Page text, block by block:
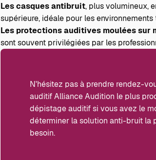
Les casques antibruit, plus volumineux,
supérieure, idéale pour les
Les protections auditives moulées sur
sont souvent privilégiées par les
N'hésitez pas à prendre rendez-
auditif Alliance Audition le plus
dépistage auditif si vous avez le
déterminer la solution anti-bruit la
besoin.